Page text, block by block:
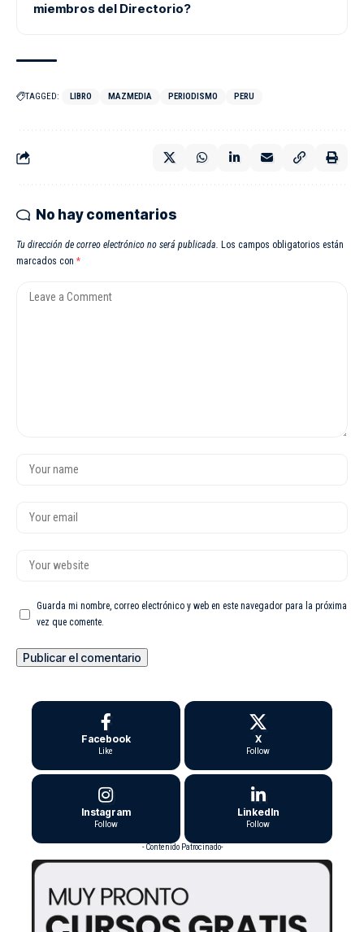
miembros del Directorio?
TAGGED: LIBRO MAZMEDIA PERIODISMO PERU
No hay comentarios
Tu dirección de correo electrónico no será publicada. Los campos obligatorios están
marcados con *
Guarda mi nombre, correo electrónico y web en este navegador para la próxima
vez que comente.
Facebook
Like
X
Follow
Instagram
Follow
LinkedIn
Follow
- Contenido Patrocinado-